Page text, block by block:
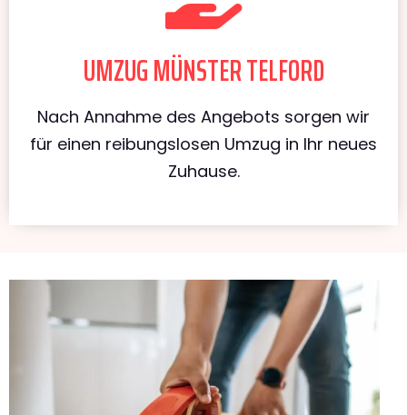
UMZUG MÜNSTER TELFORD
Nach Annahme des Angebots sorgen wir
für einen reibungslosen Umzug in Ihr neues
Zuhause.